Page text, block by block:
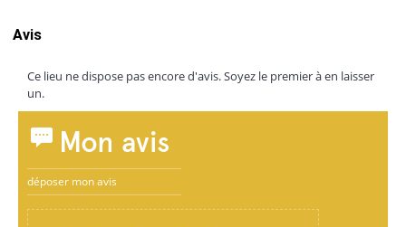
Avis
Ce lieu ne dispose pas encore d'avis. Soyez le premier à en laisser
un.
Mon avis
déposer mon avis